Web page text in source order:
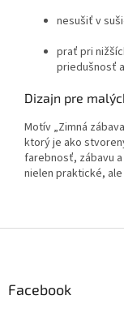
nesušiť v
prať pri
priedušnosť
Dizajn pre
Motív „Zimná
ktorý je ako
farebnosť, zábavu
nielen praktické,
Facebook